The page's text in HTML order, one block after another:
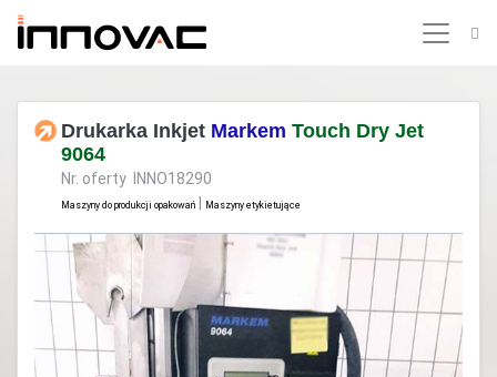
Drukarka Inkjet Markem Touch Dry Jet
9064
Nr. oferty INNO18290
Maszyny do produkcji opakowań Maszyny etykietujące